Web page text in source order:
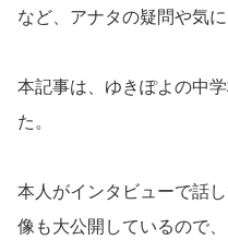
など、アナタの疑問や気
本記事は、ゆきぽよの中
た。
本人がインタビューで話
像も大公開しているので